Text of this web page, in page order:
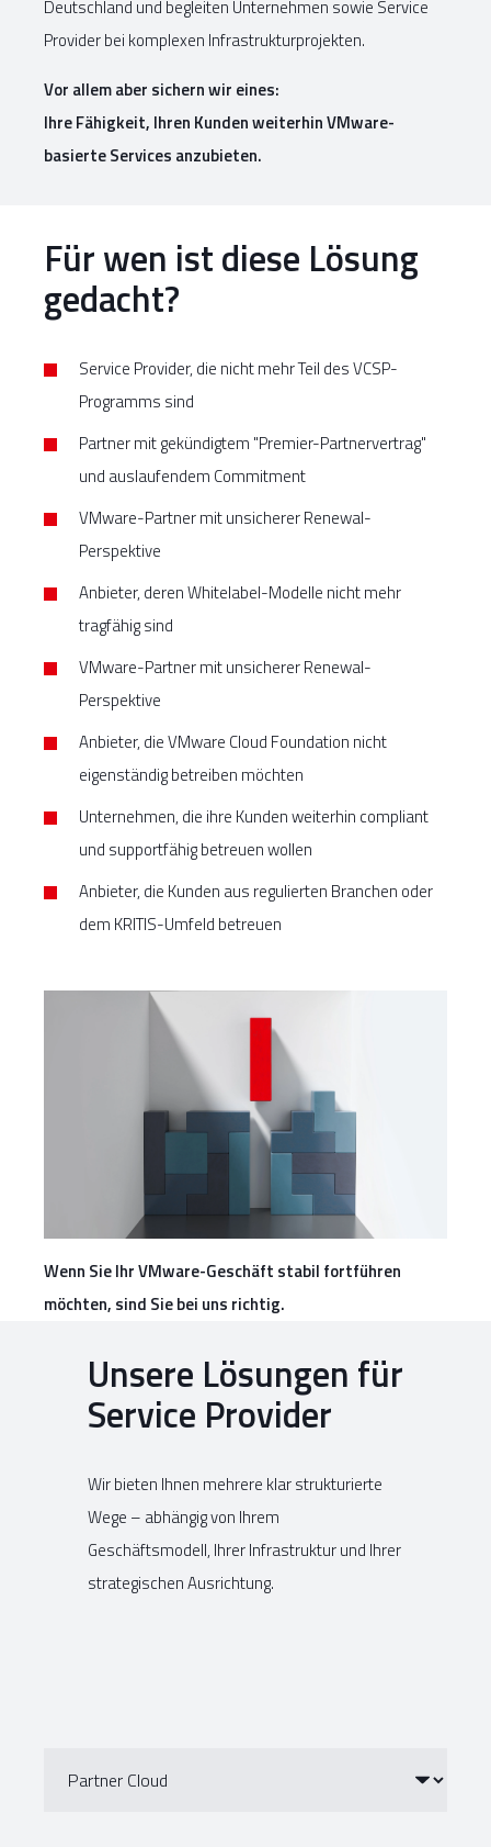
Deutschland und begleiten Unternehmen sowie Service
Provider bei komplexen Infrastrukturprojekten.
Vor allem aber sichern wir eines:
Ihre Fähigkeit, Ihren Kunden weiterhin VMware-
basierte Services anzubieten.
Für wen ist diese Lösung
gedacht?
Service Provider, die nicht mehr Teil des VCSP-
Programms sind
Partner mit gekündigtem "Premier-Partnervertrag"
und auslaufendem Commitment
VMware-Partner mit unsicherer Renewal-
Perspektive
Anbieter, deren Whitelabel-Modelle nicht mehr
tragfähig sind
VMware-Partner mit unsicherer Renewal-
Perspektive
Anbieter, die VMware Cloud Foundation nicht
eigenständig betreiben möchten
Unternehmen, die ihre Kunden weiterhin compliant
und supportfähig betreuen wollen
Anbieter, die Kunden aus regulierten Branchen oder
dem KRITIS-Umfeld betreuen
Wenn Sie Ihr VMware-Geschäft stabil fortführen
möchten, sind Sie bei uns richtig.
Unsere Lösungen für
Service Provider
Wir bieten Ihnen mehrere klar strukturierte
Wege – abhängig von Ihrem
Geschäftsmodell, Ihrer Infrastruktur und Ihrer
strategischen Ausrichtung.